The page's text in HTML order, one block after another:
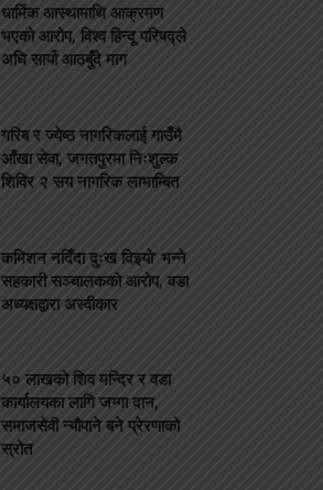
धार्मिक आस्थामाथि आक्रमण
भएको आरोप, विश्व हिन्दू परिषद्ले
अघि सार्यो आठबुँदे माग
गरिब र ज्येष्ठ नागरिकलाई गाउँमै
आँखा सेवा, जगतपुरमा निःशुल्क
शिविर २ सय नागरिक लाभाम्बित
कमिशन नदिँदा दुःख दिइयो’ भन्ने
सहकारी सञ्चालकको आरोप, वडा
अध्यक्षद्वारा अस्वीकार
५० लाखको शिव मन्दिर र वडा
कार्यालयका लागि जग्गा दान,
समाजसेवी न्यौपाने बने प्रेरणाको
स्रोत